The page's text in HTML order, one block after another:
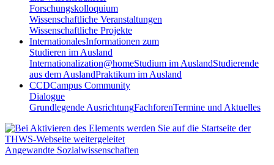
Forschungskolloquium
Wissenschaftliche Veranstaltungen
Wissenschaftliche Projekte
InternationalesInformationen zum
Studieren im Ausland
Internationalization@homeStudium im AuslandStudierende
aus dem AuslandPraktikum im Ausland
CCDCampus Community
Dialogue
Grundlegende AusrichtungFachforenTermine und Aktuelles
Angewandte Sozialwissenschaften